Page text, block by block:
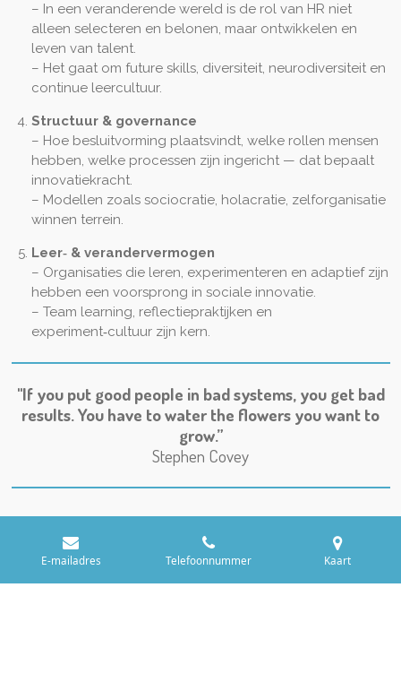
– In een veranderende wereld is de rol van HR niet
alleen selecteren en belonen, maar ontwikkelen en
leven van talent.
– Het gaat om future skills, diversiteit, neurodiversiteit en
continue leercultuur.
Structuur & governance
– Hoe besluitvorming plaatsvindt, welke rollen mensen
hebben, welke processen zijn ingericht — dat bepaalt
innovatiekracht.
– Modellen zoals sociocratie, holacratie, zelforganisatie
winnen terrein.
Leer‑ & verandervermogen
– Organisaties die leren, experimenteren en adaptief zijn
hebben een voorsprong in sociale innovatie.
– Team learning, reflectiepraktijken en
experiment‑cultuur zijn kern.
"If you put good people in bad systems, you get bad
results. You have to water the flowers you want to
grow.”
Stephen Covey
E-mailadres Telefoonnummer Kaart